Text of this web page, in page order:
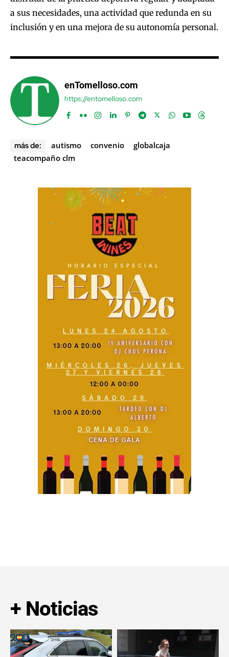
a sus necesidades, una actividad que redunda en su
inclusión y en una mejora de su autonomía personal.
enTomelloso.com
https://entomelloso.com
más de: autismo convenio
globalcaja
teacompaño clm
+ Noticias